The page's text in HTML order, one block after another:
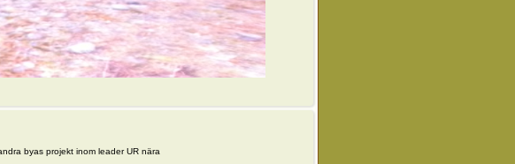
byas projekt inom leader UR nära